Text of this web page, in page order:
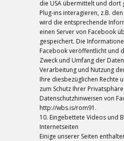
die USA übermittelt und dort
Plug-ins interagieren, z.B.
wird die entsprechende
einen Server von Facebook
gespeichert. Die
Facebook veröffentlicht und
Zweck und Umfang der
Verarbeitung und Nutzung
Ihre diesbezüglichen Rechte
zum Schutz Ihrer
Datenschutzhinweisen von
http://wbs.is/rom91.
10. Eingebettete Videos und
Internetseiten
Einige unserer Seiten